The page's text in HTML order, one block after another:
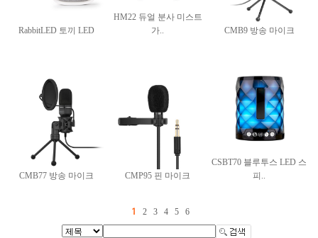
RabbitLED 토끼 LED
HM22 듀얼 분사 미스트
가..
CMB9 방송 마이크
CMB77 방송 마이크 CMP95 핀 마이크
CSBT70 블루투스 LED 스
피..
1 2 3 4 5 6